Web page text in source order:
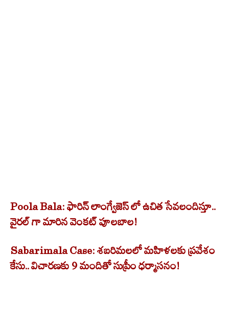
Poola Bala: ఫారిన్ లాంగ్వేజెస్ లో ఉచిత సేవలందిస్తూ..
వైరల్ గా మారిన వెంకట్ పూలబాల!
Sabarimala Case: శబరిమలలో మహిళలకు ప్రవేశం
కేసు.. విచారణకు 9 మందితో సుప్రీం ధర్మాసనం!